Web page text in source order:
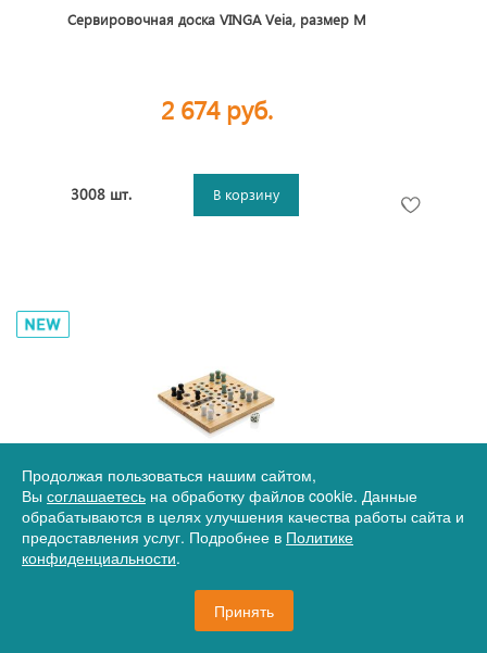
Сервировочная доска VINGA Veia, размер M
2 674 руб.
3008 шт. В корзину
Артикул21-P940.279
Настольная игра Claire Ludo
1 446 руб.
Продолжая пользоваться нашим сайтом,
Вы соглашаетесь на обработку файлов cookie. Данные
обрабатываются в целях улучшения качества работы сайта и
предоставления услуг. Подробнее в Политике
конфиденциальности.
Принять